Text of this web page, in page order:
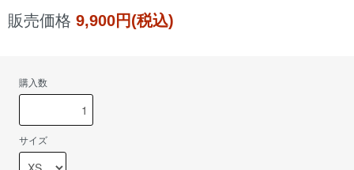
販売価格 9,900円(税込)
購入数
サイズ